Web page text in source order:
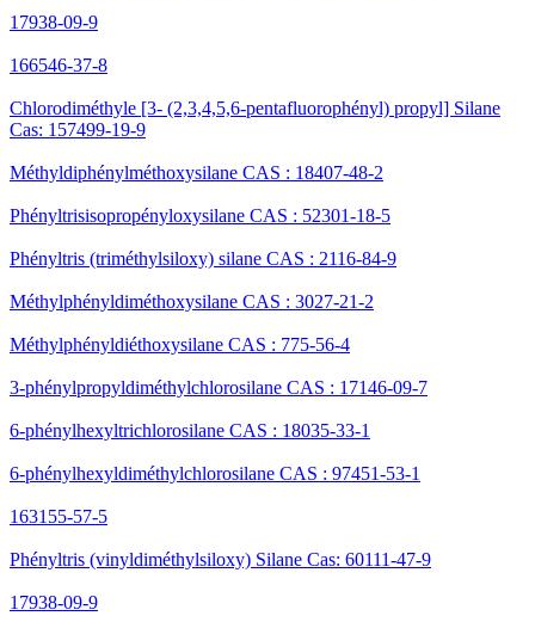
17938-09-9
166546-37-8
Chlorodiméthyle [3- (2,3,4,5,6-pentafluorophényl) propyl] Silane
Cas: 157499-19-9
Méthyldiphénylméthoxysilane CAS : 18407-48-2
Phényltrisisopropényloxysilane CAS : 52301-18-5
Phényltris (triméthylsiloxy) silane CAS : 2116-84-9
Méthylphényldiméthoxysilane CAS : 3027-21-2
Méthylphényldiéthoxysilane CAS : 775-56-4
3-phénylpropyldiméthylchlorosilane CAS : 17146-09-7
6-phénylhexyltrichlorosilane CAS : 18035-33-1
6-phénylhexyldiméthylchlorosilane CAS : 97451-53-1
163155-57-5
Phényltris (vinyldiméthylsiloxy) Silane Cas: 60111-47-9
17938-09-9